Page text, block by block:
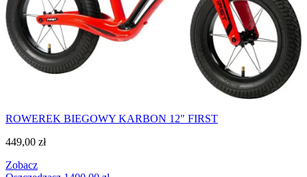
ROWEREK BIEGOWY KARBON 12" FIRST
449,00 zł
Zobacz